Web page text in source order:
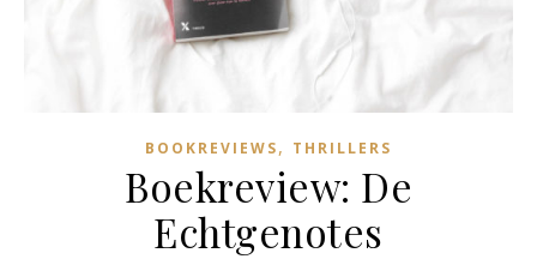
BOOKREVIEWS, THRILLERS
Boekreview: De
Echtgenotes